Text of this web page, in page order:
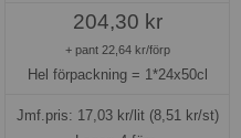
204,30 kr
+ pant 22,64 kr/förp
Hel förpackning = 1*24x50cl
Jmf.pris: 17,03kr/lit (8,51 kr/st)